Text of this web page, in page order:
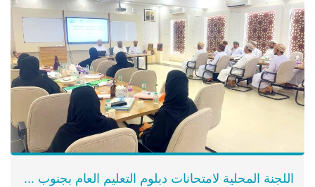
اللجنة المحلية لامتحانات دبلوم التعليم العام بجنوب ...